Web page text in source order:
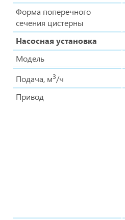
Форма поперечного
сечения цистерны
Насосная установка
Модель
Подача, м3/ч
Привод